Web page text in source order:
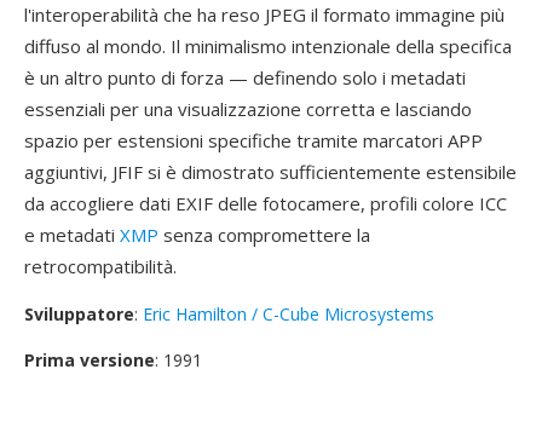
l'interoperabilità che ha reso JPEG il formato immagine più
diffuso al mondo. Il minimalismo intenzionale della specifica
è un altro punto di forza — definendo solo i metadati
essenziali per una visualizzazione corretta e lasciando
spazio per estensioni specifiche tramite marcatori APP
aggiuntivi, JFIF si è dimostrato sufficientemente estensibile
da accogliere dati EXIF delle fotocamere, profili colore ICC
e metadati XMP senza compromettere la
retrocompatibilità.
Sviluppatore: Eric Hamilton / C-Cube Microsystems
Prima versione: 1991